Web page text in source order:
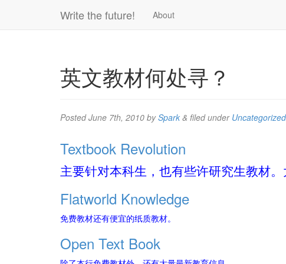
Write the future! About
英文教材何处寻？
PostedJune 7th, 2010 bySpark & filed under Uncategorized
Textbook Revolution
主要针对本科生，也有些许研究生教材。
Flatworld Knowledge
免费教材还有便宜的纸质教材。
Open Text Book